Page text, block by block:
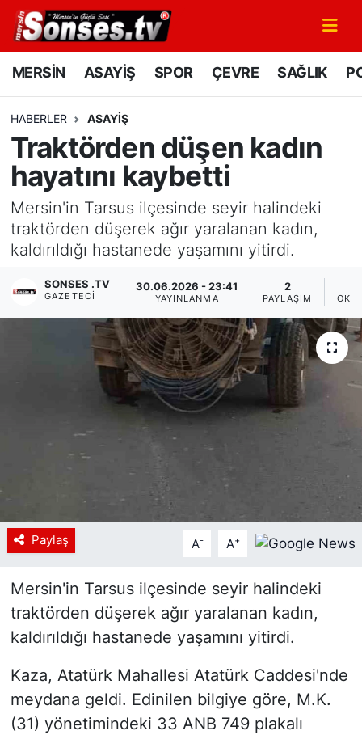
MERSİN ASAYİŞ SPOR ÇEVRE SAĞLIK
HABERLER ASAYİŞ
Traktörden düşen kadın
hayatını kaybetti
Mersin'in Tarsus ilçesinde seyir halindeki
traktörden düşerek ağır yaralanan kadın,
kaldırıldığı hastanede yaşamını yitirdi.
SONSES .TV
GAZETECI
30.06.2026 - 23:41
YAYINLANMA
2
PAYLAŞIM
Paylaş A- A+
Mersin'in Tarsus ilçesinde seyir halindeki
traktörden düşerek ağır yaralanan kadın,
kaldırıldığı hastanede yaşamını yitirdi.
Kaza, Atatürk Mahallesi Atatürk Caddesi'nde
meydana geldi. Edinilen bilgiye göre, M.K.
(31) yönetimindeki 33 ANB 749 plakalı
MERSİN
SPOR
GÜNÜN MANŞETİ
DÜNYA
SAĞLIK
YEREL HABER
Haberde insan
Mersin Nöbetçi Eczaneler
Mersin Namaz Vakitleri
Mersin Trafik Yoğunluk Haritası
Süper Lig Puan Durumu ve Fikstür
Haber Arşivi